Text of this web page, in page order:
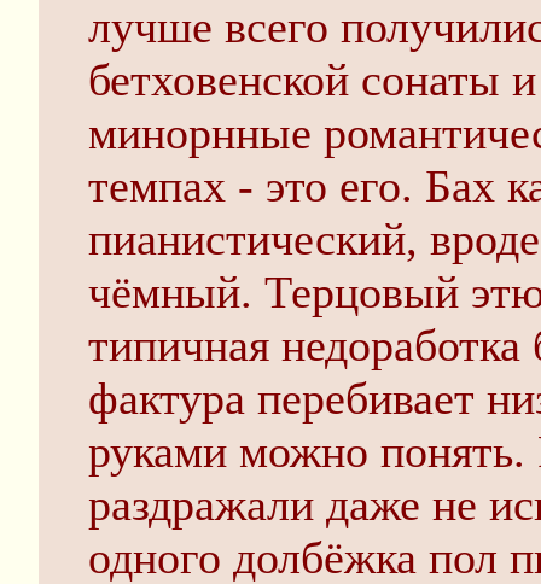
лучше всего
бетховенской сонаты
минорнные
темпах - это его. Бах
пианистический,
чёмный. Терцовый
типичная недоработка
фактура перебивает
руками можно
раздражали даже не
одного долбёжка пол